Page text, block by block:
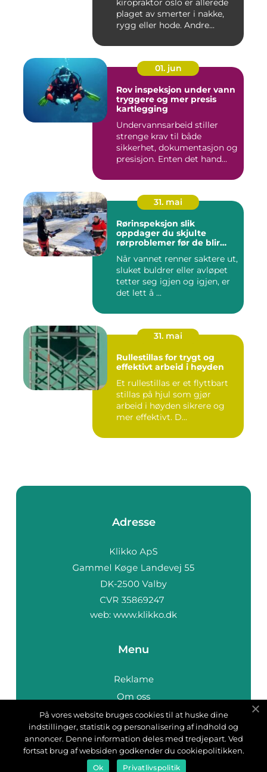
kiropraktor oslo er allerede
plaget av smerter i nakke,
rygg eller hode. Andre...
01. jun
Rov inspeksjon under vann
tryggere og mer presis
kartlegging
Undervannsarbeid stiller
strenge krav til både
sikkerhet, dokumentasjon og
presisjon. Enten det hand...
31. mai
Rørinspeksjon slik
oppdager du skjulte
rørproblemer før de blir
Når vannet renner saktere ut,
sluket buldrer eller avløpet
tetter seg igjen og igjen, er
det lett å ...
31. mai
Rullestillas for trygt og
effektivt arbeid i høyden
Et rullestillas er et flyttbart
stillas på hjul som gjør
arbeid i høyden sikrere og
mer effektivt. D...
Adresse
web: www.klikko.dk
Menu
Reklame
Om oss
Cookies
Kontakt Oss
Sitemap
På vores website bruges cookies til at huske dine
indstillinger, statistik og personalisering af indhold og
annoncer. Denne information deles med tredjepart. Ved
fortsat brug af websiden godkender du cookiepolitikken.
Ok Privatlivspolitik